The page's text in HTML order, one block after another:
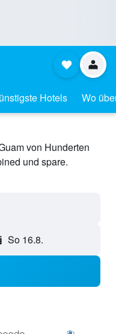
Hotels Wo
von Hunderten
und spare.
So 16.8.